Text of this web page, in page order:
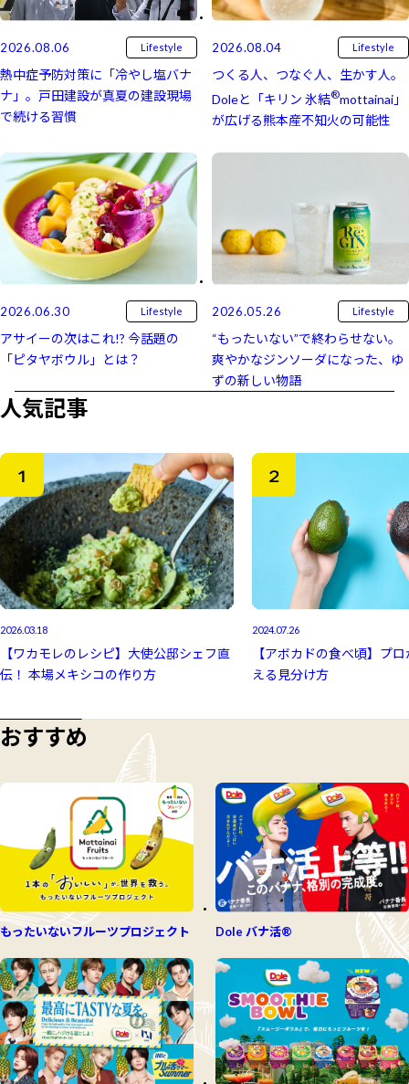
2026.08.06 Lifestyle
熱中症予防対策に「冷やし塩バナ
ナ」。戸田建設が真夏の建設現場
で続ける習慣
2026.08.04 Lifestyle
つくる人、つなぐ人、生かす人。
Doleと「キリン 氷結⁠⁠®mottainai」
が広げる熊本産不知火の可能性
2026.06.30 Lifestyle
アサイーの次はこれ!? 今話題の
「ピタヤボウル」とは？
2026.05.26 Lifestyle
“もったいない”で終わらせない。
爽やかなジンソーダになった、ゆ
ずの新しい物語
人気記事
2026.03.18
【ワカモレのレシピ】大使公邸シェフ直
伝！ 本場メキシコの作り方
2024.07.26
【アボカドの食べ頃】プ
える見分け方
おすすめ
もったいないフルーツプロジェクト Dole バナ活®